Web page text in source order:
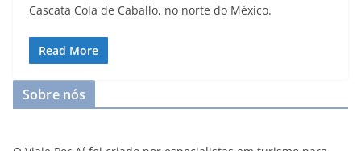
Cascata Cola de Caballo, no norte do México.
Read More
Sobre nós